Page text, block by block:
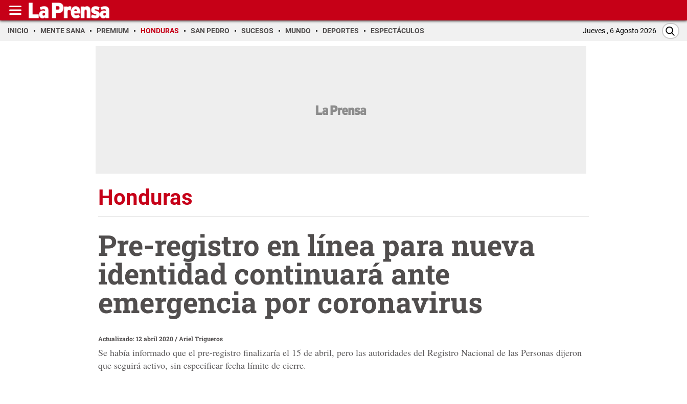
INICIO MENTE SANA PREMIUM HONDURAS SAN PEDRO SUCESOS MUNDO DEPORTES ESPECTÁCULOS Jueves , 6 Agosto 2026
Honduras
Pre-registro en línea para nueva
identidad continuará ante
emergencia por coronavirus
Actualizado: 12 abril 2020/ Ariel Trigueros
Se había informado que el pre-registro finalizaría el 15 de abril, pero las autoridades del Registro Nacional de las Personas dijeron
que seguirá activo, sin especificar fecha límite de cierre.